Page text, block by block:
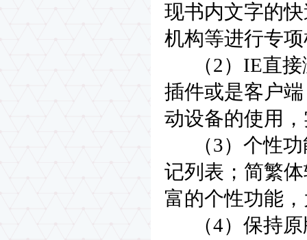
现书内文字的
机构等进行专
（2）IE直接
插件或是客户
动设备的使用
（3）个性功
记列表；简繁
富的个性功能
（4）保持原